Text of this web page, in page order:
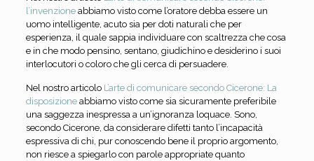
l’invenzioneabbiamo visto come l’oratore debba essere un
uomo intelligente, acuto sia per doti naturali che per
esperienza, il quale sappia individuare con scaltrezza che cosa
e in che modo pensino, sentano, giudichino e desiderino i suoi
interlocutori o coloro che gli cerca di persuadere.
Nel nostro articolo L’arte di comunicare secondo Cicerone: La
disposizioneabbiamo visto come sia sicuramente preferibile
una saggezza inespressa a un’ignoranza loquace. Sono,
secondo Cicerone, da considerare difetti tanto l’incapacità
espressiva di chi, pur conoscendo bene il proprio argomento,
non riesce a spiegarlo con parole appropriate quanto